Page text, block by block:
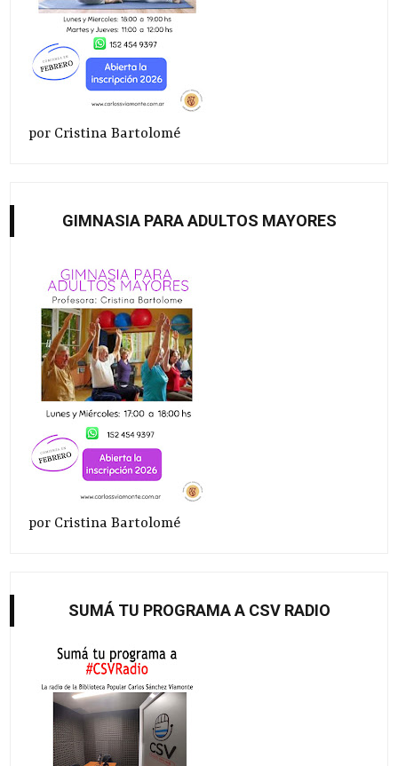
por Cristina Bartolomé
GIMNASIA PARA ADULTOS MAYORES
por Cristina Bartolomé
SUMÁ TU PROGRAMA A CSV RADIO